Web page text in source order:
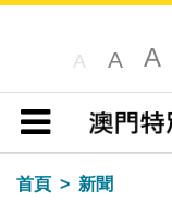
A A A
目錄
首頁
新聞